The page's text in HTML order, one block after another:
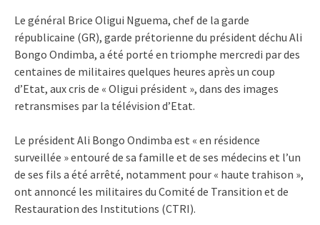
Le général Brice Oligui Nguema, chef de la garde
républicaine (GR), garde prétorienne du président déchu Ali
Bongo Ondimba, a été porté en triomphe mercredi par des
centaines de militaires quelques heures après un coup
d’Etat, aux cris de « Oligui président », dans des images
retransmises par la télévision d’Etat.
Le président Ali Bongo Ondimba est « en résidence
surveillée » entouré de sa famille et de ses médecins et l’un
de ses fils a été arrêté, notamment pour « haute trahison »,
ont annoncé les militaires du Comité de Transition et de
Restauration des Institutions (CTRI).